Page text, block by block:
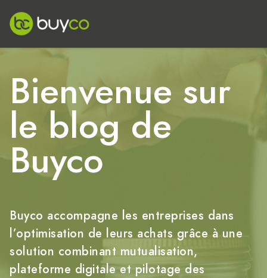
Bienvenue sur
le blog de
Buyco
Buyco accompagne les entreprises dans
l’optimisation de leurs achats grâce à une
solution combinant mutualisation,
plateforme digitale et pilotage des